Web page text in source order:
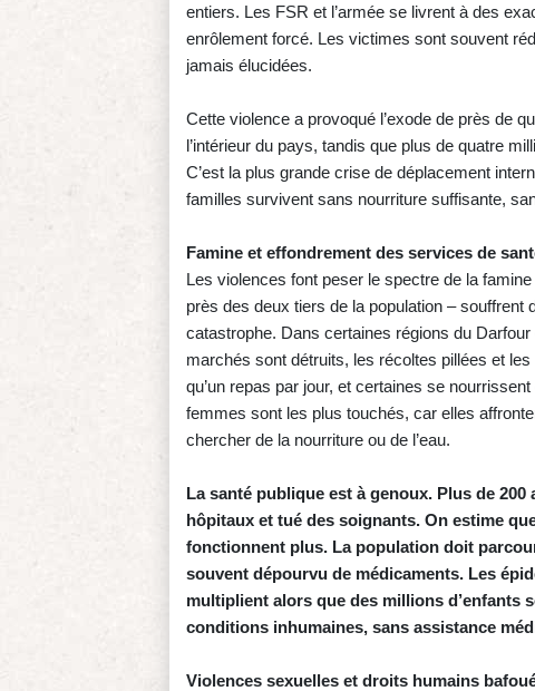
entiers. Les FSR et l’armée se livrent à des
enrôlement forcé. Les victimes sont souvent
jamais élucidées.
Cette violence a provoqué l’exode de près de
l’intérieur du pays, tandis que plus de quatre
C’est la plus grande crise de déplacement
familles survivent sans nourriture suffisante,
Famine et effondrement des services de
Les violences font peser le spectre de la
près des deux tiers de la population – souffrent
catastrophe. Dans certaines régions du
marchés sont détruits, les récoltes pillées et
qu’un repas par jour, et certaines se
femmes sont les plus touchés, car elles
chercher de la nourriture ou de l’eau.
La santé publique est à genoux. Plus de
hôpitaux et tué des soignants. On estime
fonctionnent plus. La population doit
souvent dépourvu de médicaments. Les
multiplient alors que des millions d’enfants
conditions inhumaines, sans assistance
Violences sexuelles et droits humains